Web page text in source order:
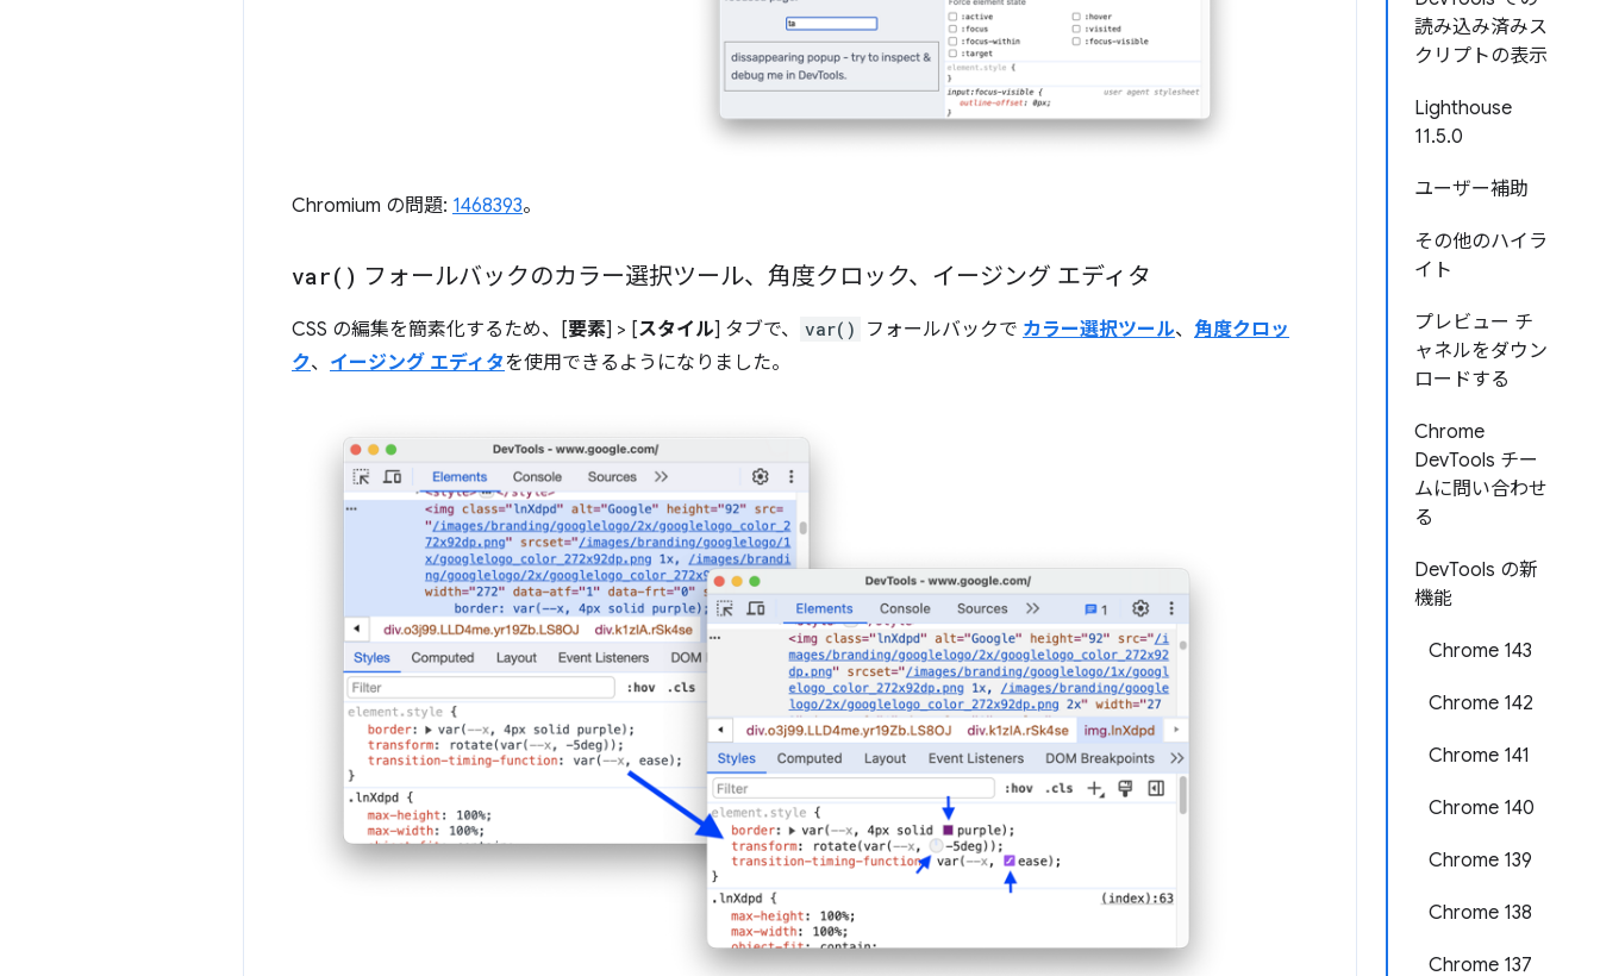
読み込み済みス
クリプトの表示
Lighthouse
11.5.0
ユーザー補助
その他のハイラ
イト
プレビュー チ
ャネルをダウン
ロードする
Chrome
DevTools チー
ムに問い合わせ
る
DevTools の新
機能
Chrome 143
Chrome 142
Chrome 141
Chrome 140
Chrome 139
Chrome 138
Chrome 137
Chromium の問題: 1468393。
var( ) フォールバックのカラー選択ツール、角度クロック、イージング エディタ
CSS の編集を簡素化するため、[要素] > [スタイル] タブで、 var() フォールバックで カラー選択ツール、 角度クロッ
ク、 イージング エディタを使用できるようになりました。